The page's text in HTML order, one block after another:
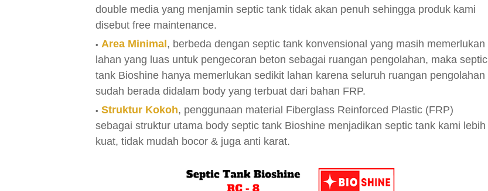
double media yang menjamin septic tank tidak akan penuh sehingga produk kami
disebut free maintenance.
Area Minimal , berbeda dengan septic tank konvensional yang masih memerlukan
lahan yang luas untuk pengecoran beton sebagai ruangan pengolahan, maka septic
tank Bioshine hanya memerlukan sedikit lahan karena seluruh ruangan pengolahan
sudah berada didalam body yang terbuat dari bahan FRP.
Struktur Kokoh, penggunaan material Fiberglass Reinforced Plastic (FRP)
sebagai struktur utama body septic tank Bioshine menjadikan septic tank kami lebih
kuat, tidak mudah bocor & juga anti karat.